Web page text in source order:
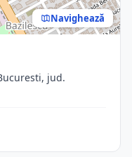
Navighează
jud.